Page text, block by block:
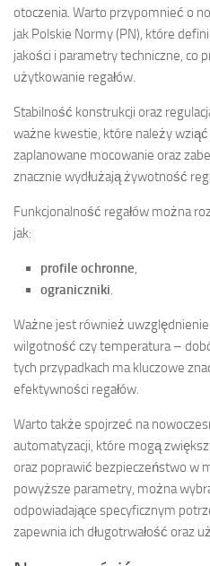
otoczenia. Warto przypomnieć o
jak Polskie Normy (PN), które
jakości i parametry techniczne, co
użytkowanie regałów.
Stabilność konstrukcji oraz
ważne kwestie, które należy
zaplanowane mocowanie oraz
znacznie wydłużają żywotność
Funkcjonalność regałów można
jak:
profile ochronne,
ograniczniki.
Ważne jest również
wilgotność czy temperatura –
tych przypadkach ma kluczowe
efektywności regałów.
Warto także spojrzeć na
automatyzacji, które mogą
oraz poprawić bezpieczeństwo w
powyższe parametry, można
odpowiadające specyficznym
zapewnia ich długotrwałość oraz